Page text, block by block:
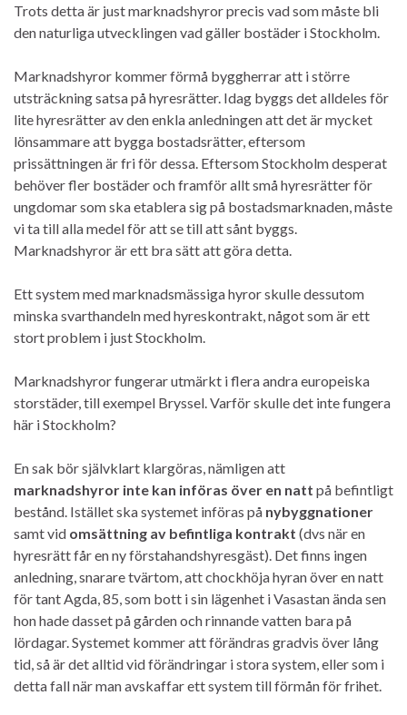
Trots detta är just marknadshyror precis vad som måste bli
den naturliga utvecklingen vad gäller bostäder i Stockholm.
Marknadshyror kommer förmå byggherrar att i större
utsträckning satsa på hyresrätter. Idag byggs det alldeles för
lite hyresrätter av den enkla anledningen att det är mycket
lönsammare att bygga bostadsrätter, eftersom
prissättningen är fri för dessa. Eftersom Stockholm desperat
behöver fler bostäder och framför allt små hyresrätter för
ungdomar som ska etablera sig på bostadsmarknaden, måste
vi ta till alla medel för att se till att sånt byggs.
Marknadshyror är ett bra sätt att göra detta.
Ett system med marknadsmässiga hyror skulle dessutom
minska svarthandeln med hyreskontrakt, något som är ett
stort problem i just Stockholm.
Marknadshyror fungerar utmärkt i flera andra europeiska
storstäder, till exempel Bryssel. Varför skulle det inte fungera
här i Stockholm?
En sak bör självklart klargöras, nämligen att
marknadshyror inte kan införas över en natt på befintligt
bestånd. Istället ska systemet införas på nybyggnationer
samt vid omsättning av befintliga kontrakt (dvs när en
hyresrätt får en ny förstahandshyresgäst). Det finns ingen
anledning, snarare tvärtom, att chockhöja hyran över en natt
för tant Agda, 85, som bott i sin lägenhet i Vasastan ända sen
hon hade dasset på gården och rinnande vatten bara på
lördagar. Systemet kommer att förändras gradvis över lång
tid, så är det alltid vid förändringar i stora system, eller som i
detta fall när man avskaffar ett system till förmån för frihet.